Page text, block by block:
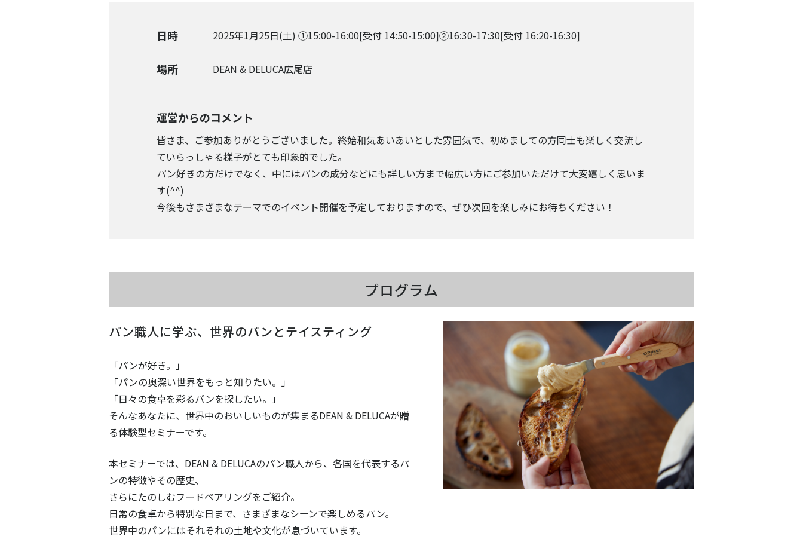
日時 2025年1月25日(土) ①15:00-16:00[受付 14:50-15:00]②16:30-17:30[受付 16:20-16:30]
場所 DEAN & DELUCA広尾店
運営からのコメント
皆さま、ご参加ありがとうございました。終始和気あいあいとした雰囲気で、初めましての方同士も楽しく交流し
ていらっしゃる様子がとても印象的でした。
パン好きの方だけでなく、中にはパンの成分などにも詳しい方まで幅広い方にご参加いただけて大変嬉しく思いま
す(^^)
今後もさまざまなテーマでのイベント開催を予定しておりますので、ぜひ次回を楽しみにお待ちください！
プログラム
パン職人に学ぶ、世界のパンとテイスティング
「パンが好き。」
「パンの奥深い世界をもっと知りたい。」
「日々の食卓を彩るパンを探したい。」
そんなあなたに、世界中のおいしいものが集まるDEAN & DELUCAが贈
る体験型セミナーです。
本セミナーでは、DEAN & DELUCAのパン職人から、各国を代表するパ
ンの特徴やその歴史、
さらにたのしむフードペアリングをご紹介。
日常の食卓から特別な日まで、さまざまなシーンで楽しめるパン。
世界中のパンにはそれぞれの土地や文化が息づいています。